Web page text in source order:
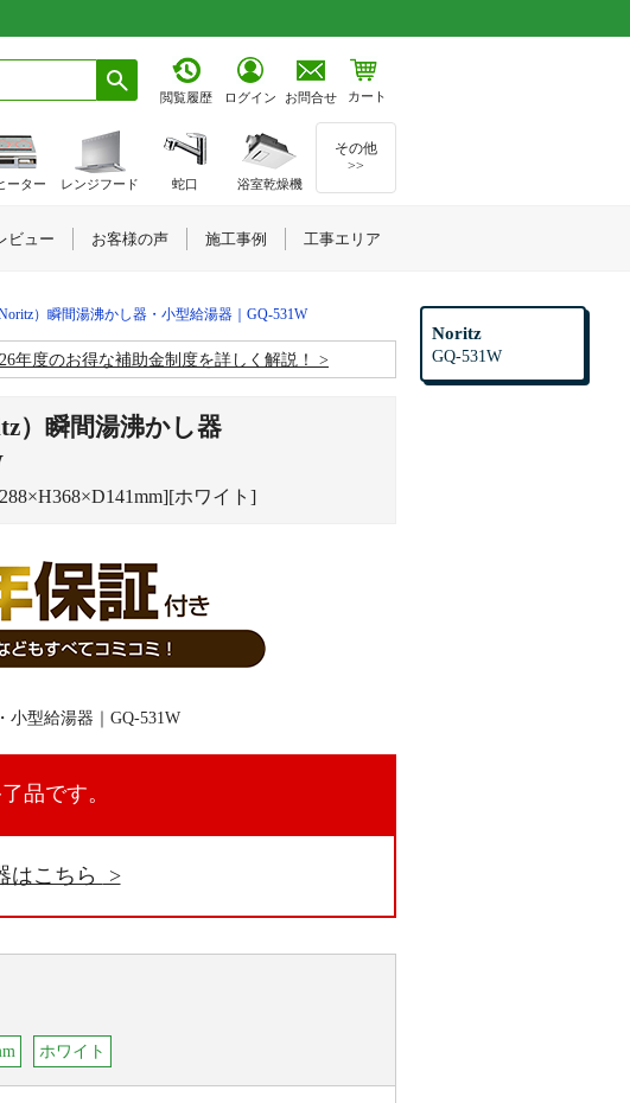
Noritz
GQ-531W
閲覧履歴 ログイン お問合せ カート
）瞬間湯沸かし器・小型給湯器｜GQ-531W
年度のお得な補助金制度を詳しく解説！
）瞬間湯沸かし器
ホワイト]
品です。
はこちら
ホワイト
ーター レンジフード 蛇口 浴室乾燥機
その他
>>
ビュー お客様の声 施工事例 工事エリア